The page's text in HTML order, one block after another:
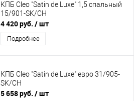
КПБ Cleo "Satin de Luxe" 1,5 спальный
15/901-SK/CH
4 420 руб. / шт
Подробнее
КПБ Cleo "Satin de Luxe" евро 31/905-
SK/CH
5 658 руб. / шт